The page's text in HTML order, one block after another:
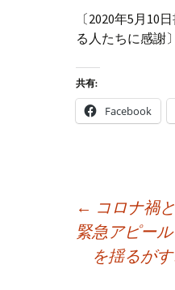
〔2020年5月10
る人たちに感謝〕
共有:
Facebook
← コロナ禍
緊急アピー
を揺るが